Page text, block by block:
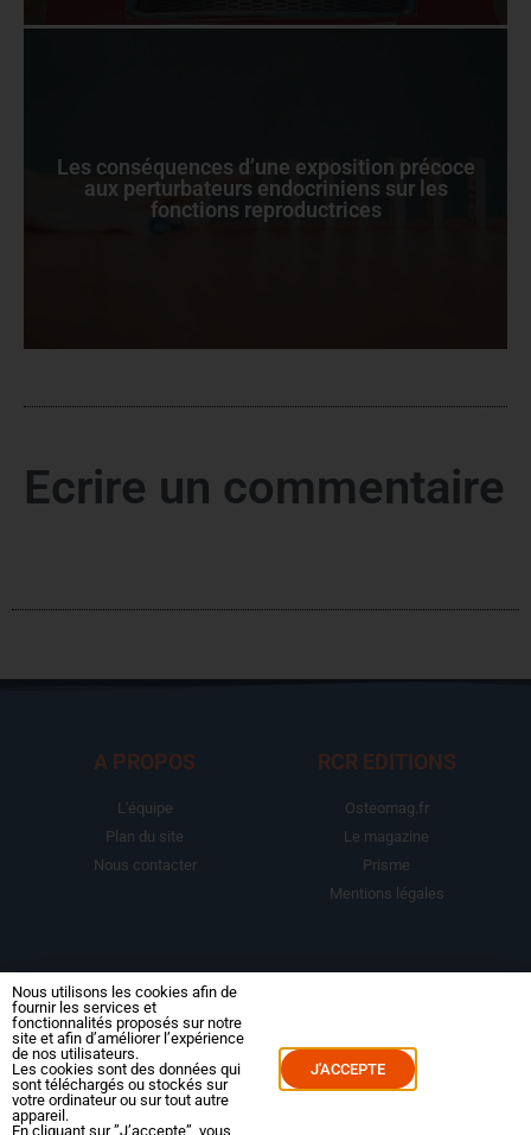
Les conséquences d’une exposition précoce
aux perturbateurs endocriniens sur les
fonctions reproductrices
Ecrire un commentaire
A PROPOS
L'équipe
Plan du site
Nous contacter
RCR EDITIONS
Osteomag.fr
Le magazine
Prisme
Mentions légales
LA BOUTIQUE
Abonnements
Le magazine
Packs
Mes commandes
Mes abonnements
Nous utilisons les cookies afin de
fournir les services et
fonctionnalités proposés sur notre
site et afin d’améliorer l’expérience
de nos utilisateurs.
Les cookies sont des données qui
sont téléchargés ou stockés sur
votre ordinateur ou sur tout autre
appareil.
En cliquant sur ”J’accepte”, vous
J'ACCEPTE